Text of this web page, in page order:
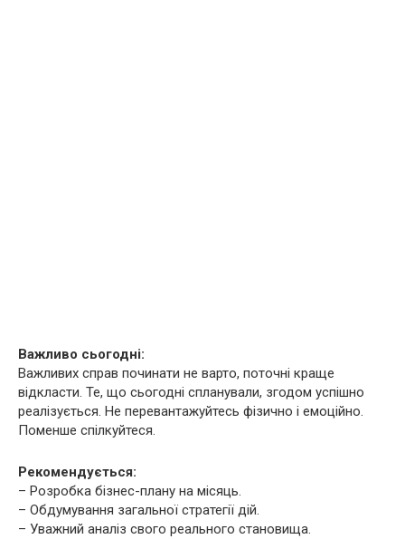
Важливо сьогодні:
Важливих справ починати не варто, поточні краще
відкласти. Те, що сьогодні спланували, згодом успішно
реалізується. Не перевантажуйтесь фізично і емоційно.
Поменше спілкуйтеся.
Рекомендується:
– Розробка бізнес-плану на місяць.
– Обдумування загальної стратегії дій.
– Уважний аналіз свого реального становища.